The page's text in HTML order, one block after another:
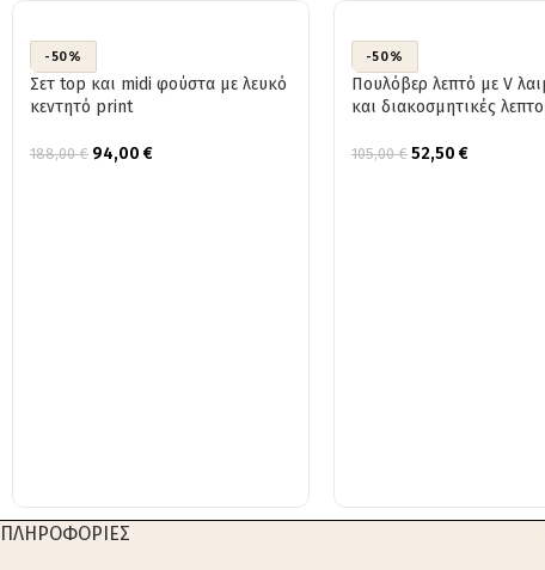
-50%
Σετ top και midi φούστα με λευκό
κεντητό print
188,00€ 94,00 €
-50%
Πουλόβερ λεπτό με V
και διακοσμητικές
105,00€ 52,50 €
ΠΛΗΡΟΦΟΡΙΕΣ